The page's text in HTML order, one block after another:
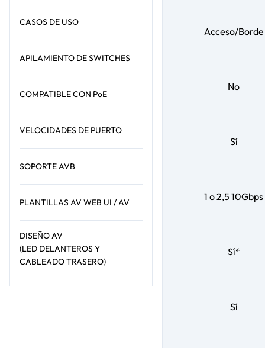
CASOS DE USO
APILAMIENTO DE SWITCHES
COMPATIBLE CON PoE
VELOCIDADES DE PUERTO
SOPORTE AVB
PLANTILLAS AV WEB UI / AV
DISEÑO AV
(LED DELANTEROS Y
CABLEADO TRASERO)
Acceso/Borde
No
Sí
1 o 2,5 10Gbps
Sí*
Sí